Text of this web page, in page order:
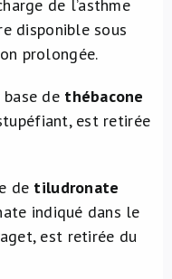
de l’asthme
disponible sous
prolongée.
base de thébacone
est retirée
de tiludronate
indiqué dans le
est retirée du